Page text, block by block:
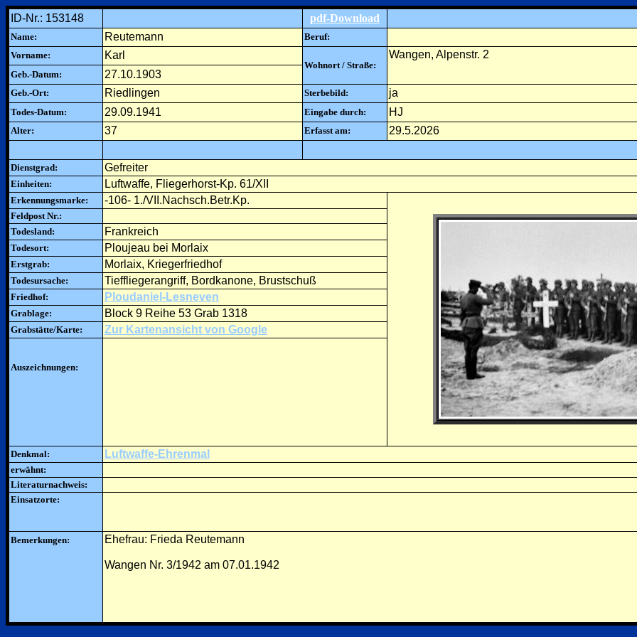
ID-Nr.: 153148 pdf-Download
Name: Reutemann
Beruf:
Vorname:
Karl
Wohnort / Straße:
Wangen, Alpenstr. 2
Geb.-Datum: 27.10.1903
Geb.-Ort: Riedlingen Sterbebild: ja
Todes-Datum: 29.09.1941 Eingabe durch: HJ
Alter: 37 Erfasst am: 29.5.2026
Dienstgrad: Gefreiter
Einheiten: Luftwaffe, Fliegerhorst-Kp. 61/XII
Erkennungsmarke: -106- 1./VII.Nachsch.Betr.Kp.
Feldpost Nr.:
Todesland:
Frankreich
Todesort: Ploujeau bei Morlaix
Erstgrab: Morlaix, Kriegerfriedhof
Todesursache: Tieffliegerangriff, Bordkanone, Brustschuß
Friedhof: Ploudaniel-Lesneven
Grablage: Block 9 Reihe 53 Grab 1318
Grabstätte/Karte: Zur Kartenansicht von Google
Auszeichnungen:
Denkmal: Luftwaffe-Ehrenmal
erwähnt:
Literaturnachweis:
Einsatzorte:
Bemerkungen: Ehefrau: Frieda Reutemann
Wangen Nr. 3/1942 am 07.01.1942